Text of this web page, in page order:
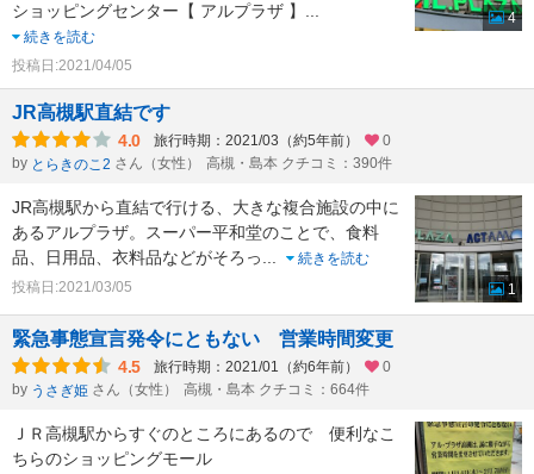
ショッピングセンター【 アルプラザ 】 ...
続きを読む
投稿日:2021/04/05
4
JR高槻駅直結です
4.0 旅行時期：2021/03（約5年前）
0
by とらきのこ2 さん（女性） 高槻・島本 クチコミ：390件
JR高槻駅から直結で行ける、大きな複合施設の中に
あるアルプラザ。スーパー平和堂のことで、食料
品、日用品、衣料品などがそろっ...
続きを読む
投稿日:2021/03/05
1
緊急事態宣言発令にともない 営業時間変更
4.5 旅行時期：2021/01（約6年前）
0
by うさぎ姫 さん（女性） 高槻・島本 クチコミ：664件
ＪＲ高槻駅からすぐのところにあるので 便利なこ
ちらのショッピングモール